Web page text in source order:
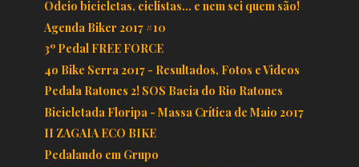
Odeio bicicletas, ciclistas... e nem sei quem são!
Agenda Biker 2017 #10
3º Pedal FREE FORCE
4o Bike Serra 2017 - Resultados, Fotos e Videos
Pedala Ratones 2! SOS Bacia do Rio Ratones
Bicicletada Floripa - Massa Crítica de Maio 2017
II ZAGAIA ECO BIKE
Pedalando em Grupo